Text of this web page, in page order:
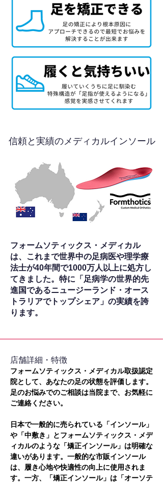
信頼と実績のメディカルインソール
フォームソティックス・メディカル
は、これまで世界中の足病医や理学療
法士が40年間で1000万人以上に処方し
てきました。特に「足病学の世界的先
進国であるニュージーランド・オース
トラリアでトップシェア」の実績を誇
ります。
​店舗詳細・特徴
フォームソティックス・メディカル取扱認定
院として、あなたの足の状態を評価します。
足のお悩みでのご相談は当院まで、お気軽に
ご連絡ください。
日本で一般的に売られている「インソール」
や「中敷き」とフォームソティックス・メデ
ィカルのような「矯正インソール」は明確な
違いがあります。一般的な市販インソール
は、履き心地や快適性の向上に使用されま
す。一方、「矯正インソール」は「オーソテ